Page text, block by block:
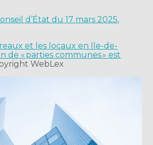
d’État du 17 mars 2025,
et les locaux en Ile-de-
de « parties communes » est
WebLex